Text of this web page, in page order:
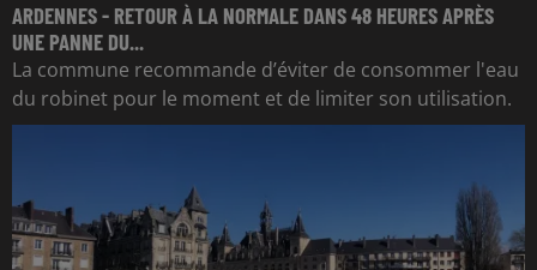
ARDENNES - RETOUR À LA NORMALE DANS 48 HEURES APRÈS
UNE PANNE DU...
La commune recommande d’éviter de consommer l'eau
du robinet pour le moment et de limiter son utilisation.